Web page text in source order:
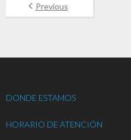
Previous
DONDE ESTAMOS
HORARIO DE ATENCIÓN